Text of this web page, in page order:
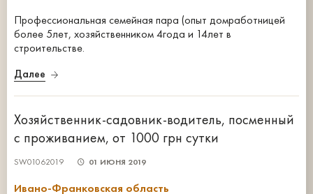
Профессиональная семейная пара (опыт домработницей
более 5лет, хозяйственником 4года и 14лет в
строительстве.
Далее
Хозяйственник-садовник-водитель, посменный
с проживанием, от 1000 грн сутки
SW01062019 01 ИЮНЯ 2019
Ивано-Франковская область